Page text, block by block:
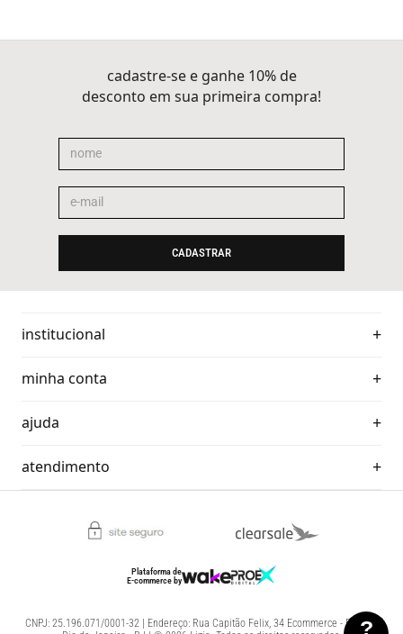
cadastre-se e ganhe 10% de
desconto em sua primeira compra!
CADASTRAR
institucional
minha conta
ajuda
atendimento
Plataforma de
E-commerceby
CNPJ: 25.196.071/0001-32 | Endereço: Rua Capitão Felix, 34 Ecommerce - Benfica,
?